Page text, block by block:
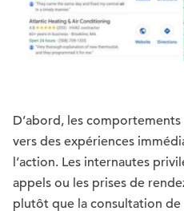
D’abord, les
vers des expériences
l’action. Les internautes
appels ou les prises de
plutôt que la consultation de